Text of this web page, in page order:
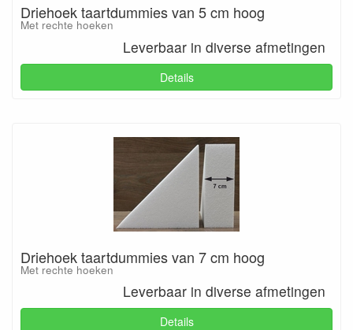
Driehoek taartdummies van 5 cm hoog
Met rechte hoeken
Leverbaar in diverse afmetingen
Details
Driehoek taartdummies van 7 cm hoog
Met rechte hoeken
Leverbaar in diverse afmetingen
Details